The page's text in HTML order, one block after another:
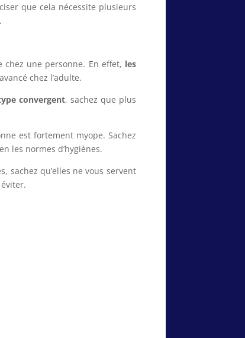
que cela nécessite plusieurs
une personne. En effet, les
chez l’adulte.
convergent, sachez que plus
est fortement myope. Sachez
les normes d’hygiènes.
sachez qu’elles ne vous servent